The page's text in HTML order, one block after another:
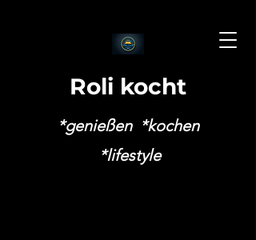
Roli kocht
*genießen *kochen
*lifestyle